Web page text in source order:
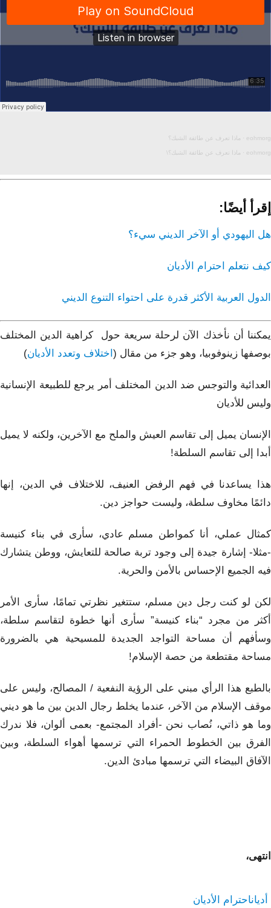
eohmorg
· ماذا تعرف عن طائفة الشبك؟
eohmorg
· ماذا تعرف عن طائفة الشبك؟ \
إقرأ أيضًا:
هل اليهودي أو الآخر الديني سيء؟
كيف نتعلم احترام الأديان
الدول العربية الأكثر قدرة على احتواء التنوع الديني
يمكننا أن نأخذك الآن لرحلة سريعة حول كراهية الدين المختلف
بوصفها زينوفوبيا، وهو جزء من مقال ( اختلاف وتعدد الأديان)
العدائية والتوجس ضد الدين المختلف أمر يرجع للطبيعة الإنسانية
وليس للأديان
الإنسان يميل إلى تقاسم العيش والملح مع الآخرين، ولكنه لا يميل
أبدا إلى تقاسم السلطة!
هذا يساعدنا في فهم الرفض العنيف، للاختلاف في الدين، إنها
دائمًا مخاوف سلطة، وليست حواجز دين.
كمثال عملي، أنا كمواطن مسلم عادي، سأرى في بناء كنيسة
-مثلا- إشارة جيدة إلى وجود تربة صالحة للتعايش، ووطن يتشارك
فيه الجميع الإحساس بالأمن والحرية.
لكن لو كنت رجل دين مسلم، ستتغير نظرتي تمامًا، سأرى الأمر
أكثر من مجرد “بناء كنيسة” سأرى أنها خطوة لتقاسم سلطة،
وسأفهم أن مساحة التواجد الجديدة للمسيحية هي بالضرورة
مساحة مقتطعة من حصة الإسلام!
بالطبع هذا الرأي مبني على الرؤية النفعية / المصالح، وليس على
موقف الإسلام من الآخر، عندما يخلط رجال الدين بين ما هو ديني
وما هو ذاتي، نُصاب نحن -أفراد المجتمع- بعمى ألوان، فلا ندرك
الفرق بين الخطوط الحمراء التي ترسمها أهواء السلطة، وبين
الآفاق البيضاء التي ترسمها مبادئ الدين.
انتهى،
أدياناحترام الأديان